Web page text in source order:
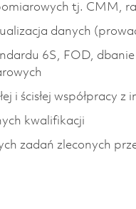
tj. CMM,
danych
6S, FOD,
i ścisłej współpracy
kwalifikacji
zadań zleconych